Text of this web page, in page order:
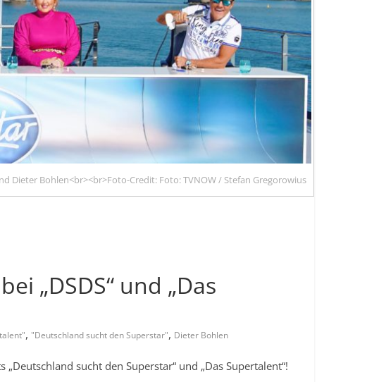
Dieter Bohlen<br><br>Foto-Credit: Foto: TVNOW / Stefan Gregorowius
„DSDS“ und „Das
, "Deutschland sucht den Superstar", Dieter Bohlen
sucht den Superstar“ und „Das Supertalent“!